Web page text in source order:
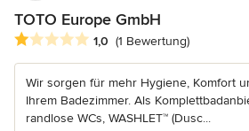
TOTO Europe GmbH
Durchschnittliche Bewertung: 1 von 5
1,0 (1 Bewertung)
Wir sorgen für mehr Hygiene, Komfort
Ihrem Badezimmer. Als
randlose WCs, WASHLET™ (Dusc...